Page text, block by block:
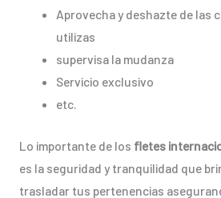
Aprovecha y deshazte de las
utilizas
supervisa la mudanza
Servicio exclusivo
etc.
Lo importante de los fletes
es la seguridad y tranquilidad que
trasladar tus pertenencias